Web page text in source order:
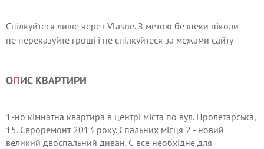
Спілкуйтеся лише через Vlasne. З метою безпеки ніколи
не переказуйте гроші і не спілкуйтеся за межами сайту
ОПИС КВАРТИРИ
1-но кімнатна квартира в центрі міста по вул. Пролетарська,
15. Євроремонт 2013 року. Спальних місця 2 - новий
великий двоспальний диван. Є все необхідне для